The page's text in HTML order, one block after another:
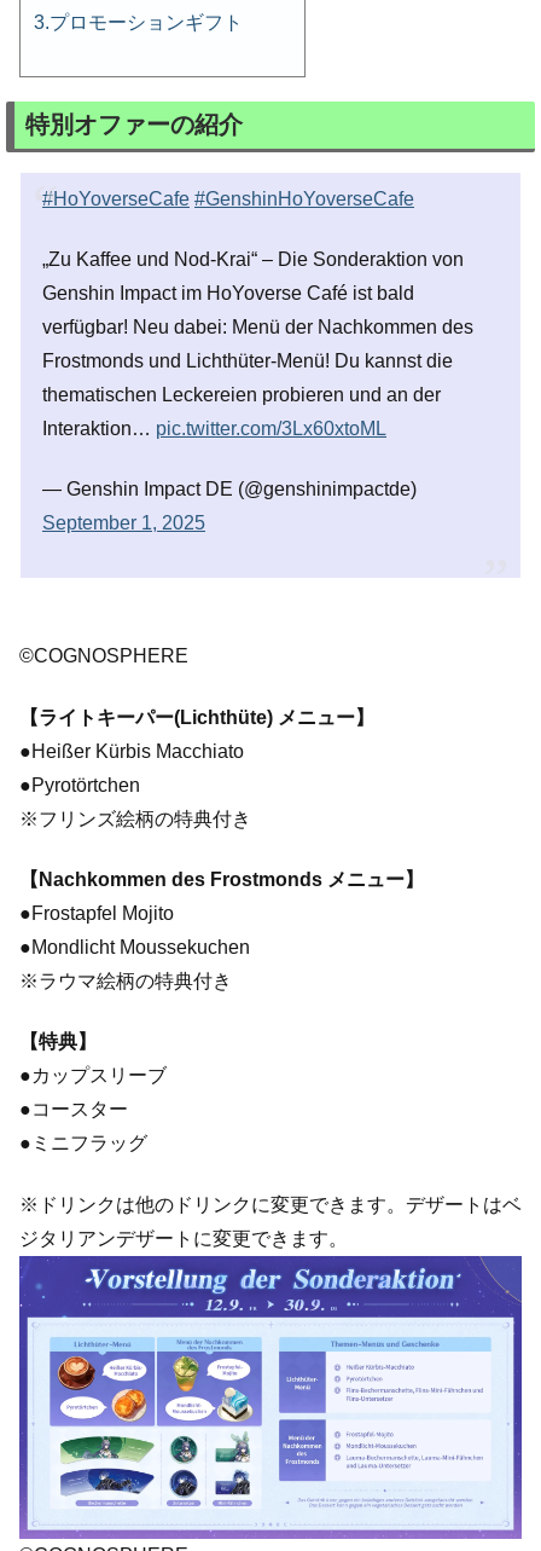
プロモーションギフト
特別オファーの紹介
#HoYoverseCafe #GenshinHoYoverseCafe
„Zu Kaffee und Nod-Krai“ – Die Sonderaktion von
Genshin Impact im HoYoverse Café ist bald
verfügbar! Neu dabei: Menü der Nachkommen des
Frostmonds und Lichthüter-Menü! Du kannst die
thematischen Leckereien probieren und an der
Interaktion… pic.twitter.com/3Lx60xtoML
— Genshin Impact DE (@genshinimpactde)
September 1, 2025
©COGNOSPHERE
【ライトキーパー(Lichthüte) メニュー】
●Heißer Kürbis Macchiato
●Pyrotörtchen
※フリンズ絵柄の特典付き
【Nachkommen des Frostmonds メニュー】
●Frostapfel Mojito
●Mondlicht Moussekuchen
※ラウマ絵柄の特典付き
【特典】
●カップスリーブ
●コースター
●ミニフラッグ
※ドリンクは他のドリンクに変更できます。デザートはベ
ジタリアンデザートに変更できます。